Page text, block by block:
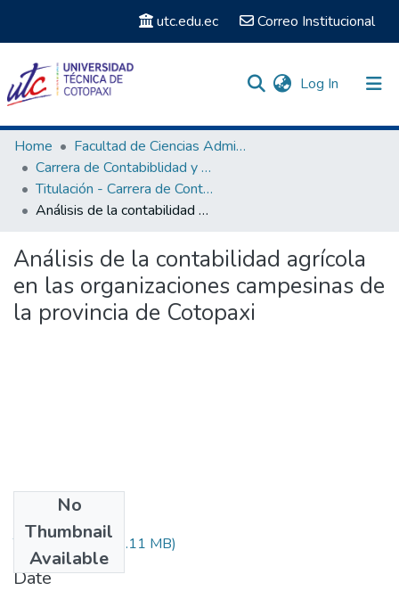
utc.edu.ec Correo Institucional
Log In (current)
Communities & Collections
Search
Statistics
Home
Facultad de Ciencias Administrativas y Humanísticas
Carrera de Contabiblidad y Pedagogía
Titulación - Carrera de Contabilidad y Pedagogía
Análisis de la contabilidad agrícola en las organizaciones campesinas de la provincia de Cotopaxi
Análisis de la contabilidad agrícola
en las organizaciones campesinas de
la provincia de Cotopaxi
No
Thumbnail
Available
T-000028.pdf(41.11 MB)
Date